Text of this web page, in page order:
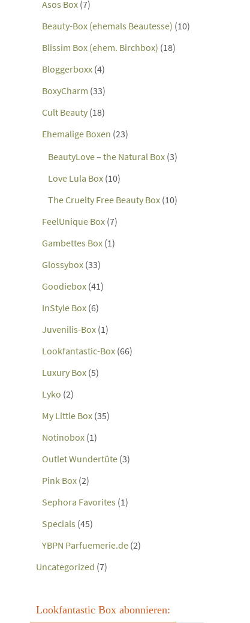
Asos Box (7)
Beauty-Box (ehemals Beautesse) (10)
Blissim Box (ehem. Birchbox) (18)
Bloggerboxx (4)
BoxyCharm (33)
Cult Beauty (18)
Ehemalige Boxen (23)
BeautyLove – the Natural Box (3)
Love Lula Box (10)
The Cruelty Free Beauty Box (10)
FeelUnique Box (7)
Gambettes Box (1)
Glossybox (33)
Goodiebox (41)
InStyle Box (6)
Juvenilis-Box (1)
Lookfantastic-Box (66)
Luxury Box (5)
Lyko (2)
My Little Box (35)
Notinobox (1)
Outlet Wundertüte (3)
Pink Box (2)
Sephora Favorites (1)
Specials (45)
YBPN Parfuemerie.de (2)
Uncategorized (7)
Lookfantastic Box abonnieren: